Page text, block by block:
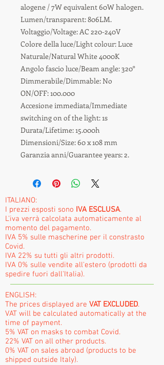
alogene / 7W equivalent 60W halogen.
Lumen/transparent: 806LM.
Voltaggio/Voltage: AC 220-240V
Colore della luce/Light colour: Luce
Naturale/Natural White 4000K
Angolo fascio luce/Beam angle: 320°
Dimmerabile/Dimmable: No
ON/OFF: 100.000
Accesione immediata/Immediate
switching on of the light: 1s
Durata/Lifetime: 15.000h
Dimensioni/Size: 60 x 108 mm
Garanzia anni/Guarantee years: 2.
ITALIANO:
I prezzi esposti sono IVA ESCLUSA.
L'iva verrà calcolata automaticamente al
momento del pagamento.
IVA 5% sulle mascherine per il constrasto
Covid.
IVA 22% su tutti gli altri prodotti.
IVA 0% sulle vendite all'estero (prodotti da
spedire fuori dall'Italia).
ENGLISH:
The prices displayed are VAT EXCLUDED.
VAT will be calculated automatically at the
time of payment.
5% VAT on masks to combat Covid.
22% VAT on all other products.
0% VAT on sales abroad (products to be
shipped outside Italy).